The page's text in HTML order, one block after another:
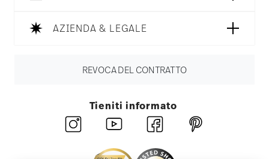
AZIENDA & LEGALE
REVOCA DEL CONTRATTO
Tieniti informato